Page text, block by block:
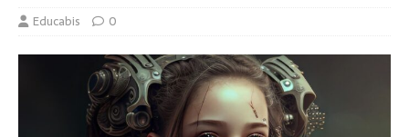
Educabis 0